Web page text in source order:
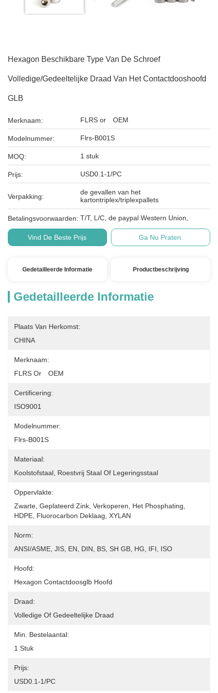
Hexagon Beschikbare Type Van De Schroef
Volledige/Gedeeltelijke Draad Van Het Contactdooshoofd
GLB
Merknaam: FLRS or OEM
Modelnummer: Flrs-B001S
MOQ: 1 stuk
Prijs: USD0.1-1/PC
Verpakking:
de gevallen van het
kartontriplex/triplexpallets
Betalingsvoorwaarden: T/T, L/C, de paypal Western Union,
Vind De Beste Prijs Ga Nu Praten.
Gedetailleerde Informatie Productbeschrijving
Gedetailleerde Informatie
Plaats Van Herkomst:
CHINA
Merknaam:
FLRS Or　OEM
Certificering:
ISO9001
Modelnummer:
Flrs-B001S
Materiaal:
Koolstofstaal, Roestvrij Staal Of Legeringsstaal
Oppervlakte:
Zwarte, Geplateerd Zink, Verkoperen, Het Phosphating,
HDPE, Fluorocarbon Deklaag, XYLAN
Norm:
ANSI/ASME, JIS, EN, DIN, BS, SH GB, HG, IFI, ISO
Hoofd:
Hexagon Contactdoosglb Hoofd
Draad:
Volledige Of Gedeeltelijke Draad
Min. Bestelaantal:
1 Stuk
Prijs:
USD0.1-1/PC